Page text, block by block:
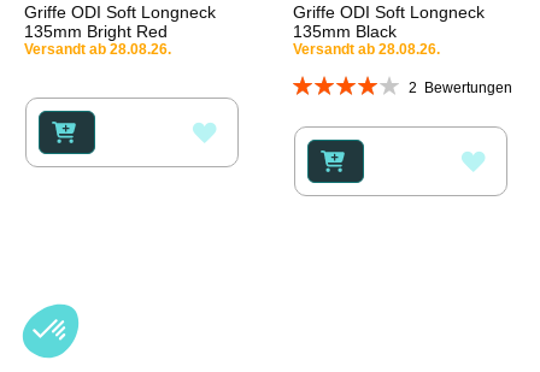
Griffe ODI Soft Longneck
135mm Bright Red
Versandt ab 28.08.26.
WUNSCHLISTE
Griffe ODI Soft Longneck
135mm Black
Versandt ab 28.08.26.
Bewertung:
2 Bewertungen